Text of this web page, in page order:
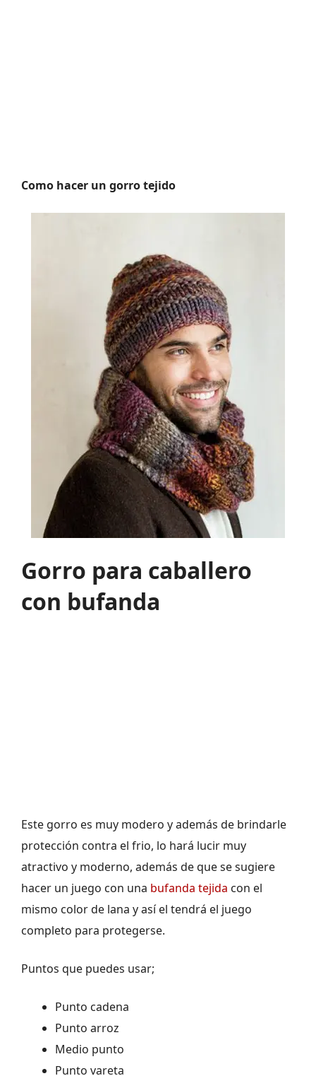
Como hacer un gorro tejido
Gorro para caballero
con bufanda
Este gorro es muy modero y además de brindarle
protección contra el frio, lo hará lucir muy
atractivo y moderno, además de que se sugiere
hacer un juego con una bufanda tejida con el
mismo color de lana y así el tendrá el juego
completo para protegerse.
Puntos que puedes usar;
Punto cadena
Punto arroz
Medio punto
Punto vareta